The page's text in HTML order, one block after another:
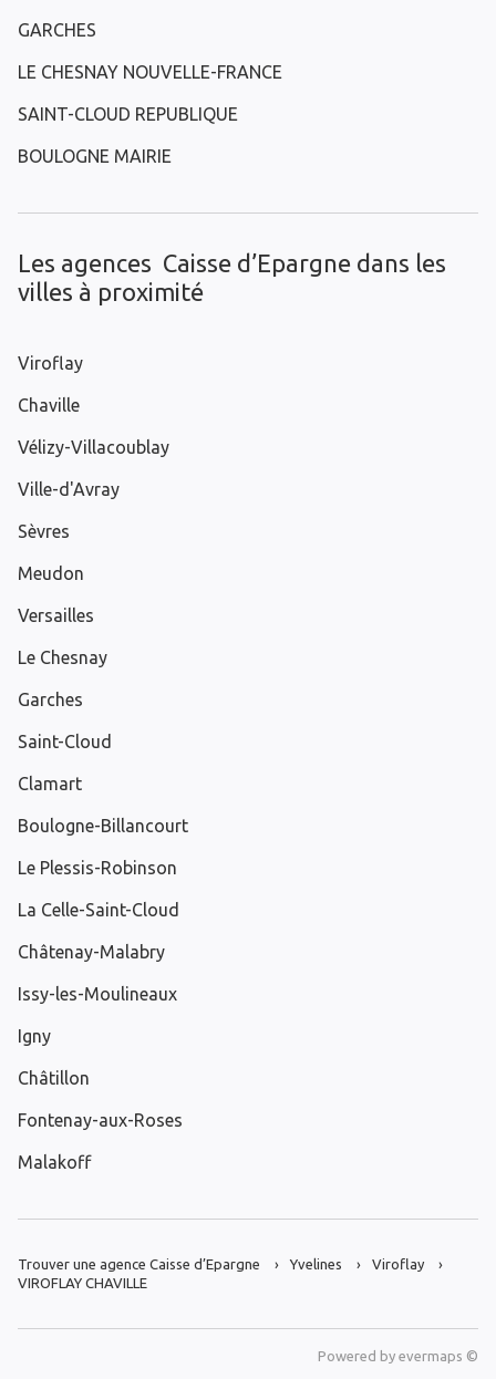
GARCHES
LE CHESNAY NOUVELLE-FRANCE
SAINT-CLOUD REPUBLIQUE
BOULOGNE MAIRIE
Les agences Caisse d’Epargne dans les
villes à proximité
Viroflay
Chaville
Vélizy-Villacoublay
Ville-d'Avray
Sèvres
Meudon
Versailles
Le Chesnay
Garches
Saint-Cloud
Clamart
Boulogne-Billancourt
Le Plessis-Robinson
La Celle-Saint-Cloud
Châtenay-Malabry
Issy-les-Moulineaux
Igny
Châtillon
Fontenay-aux-Roses
Malakoff
Trouver une agence Caisse d’Epargne Yvelines
Viroflay
VIROFLAY CHAVILLE
Powered by evermaps ©